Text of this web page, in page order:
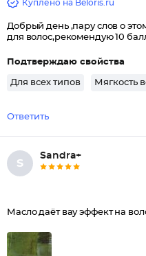
Куплено на Beloris.ru
Добрый день ,пару слов о
для волос,рекомендую 10
Подтверждаю свойства
Для всех типов Мягкость
Ответить
S
Sandra+
Масло даёт вау эффект на